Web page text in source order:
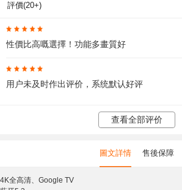
評價(20+)
性價比高嘅選擇！功能多畫質好
用户未及时作出评价，系统默认好评
查看全部评价
圖文詳情 售後保障
4K全高清、Google TV